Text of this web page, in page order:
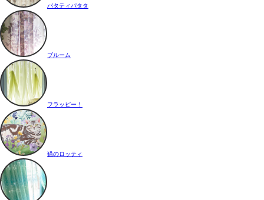
パタティパタタ
ブルーム
フラッピー！
猫のロッティ